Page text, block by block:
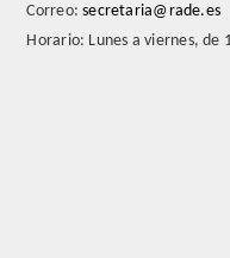
TEOLOGÍA
Correo:secretaria@rade.es
Horario: Lunes a viernes, de